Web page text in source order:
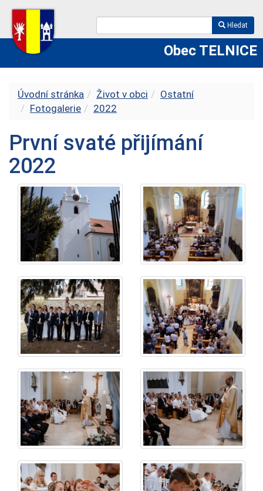
Hledat
Obec TELNICE
Úvodní stránka Život v obci
Ostatní
Fotogalerie
2022
První svaté přijímání
2022